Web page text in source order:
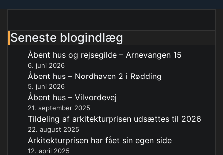
Seneste blogindlæg
Åbent hus og rejsegilde – Arnevangen 15
6. juni 2026
Åbent hus – Nordhaven 2 i Rødding
5. juni 2026
Åbent hus – Vilvordevej
21. september 2025
Tildeling af arkitekturprisen udsættes til 2026
22. august 2025
Arkitekturprisen har fået sin egen side
12. april 2025